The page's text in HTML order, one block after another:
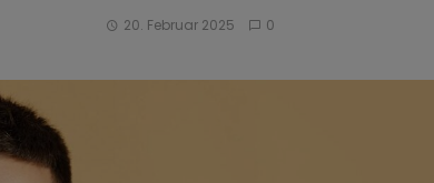
20. Februar 2025 0